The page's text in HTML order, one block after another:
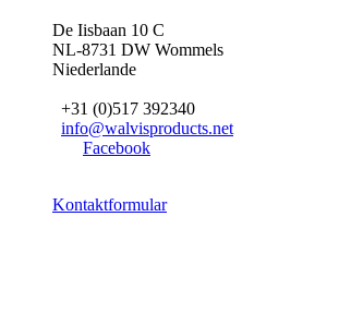
De Iisbaan 10 C
NL-8731 DW Wommels
Niederlande
+31 (0)517 392340
info@walvisproducts.net
Facebook
Kontaktformular